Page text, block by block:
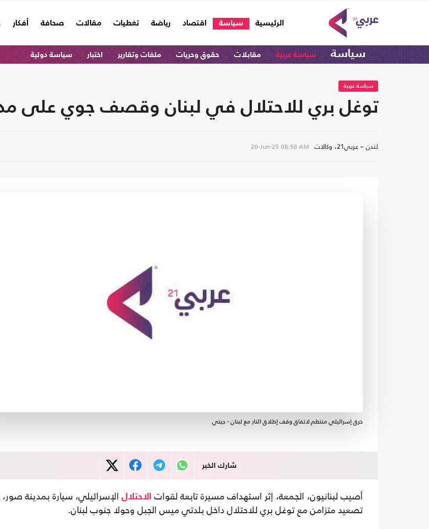
الرئيسية
(current) سياسة اقتصاد رياضة تغطيات مقالات صحافة أفكار
سياسة سياسة عربية مقابلات حقوق وحريات ملفات وتقارير اختبار سياسة دولية
سياسة عربية
توغل بري للاحتلال في لبنان وقصف جوي على
لندن – عربي21، وكالات 20-Jun-25 08:58 AM
خرق إسرائيلي منتظم لاتفاق وقف إطلاق النار مع لبنان - جيتي
شارك الخبر
أصيب لبنانيون، الجمعة، إثر استهداف مسيرة تابعة لقوات الاحتلال الإسرائيلي، سيارة بمدينة
تصعيد متزامن مع توغل بري للاحتلال داخل بلدتي ميس الجبل وحولا جنوب لبنان.